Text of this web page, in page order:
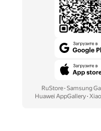
RuStore· Samsung
Huawei AppGallery·